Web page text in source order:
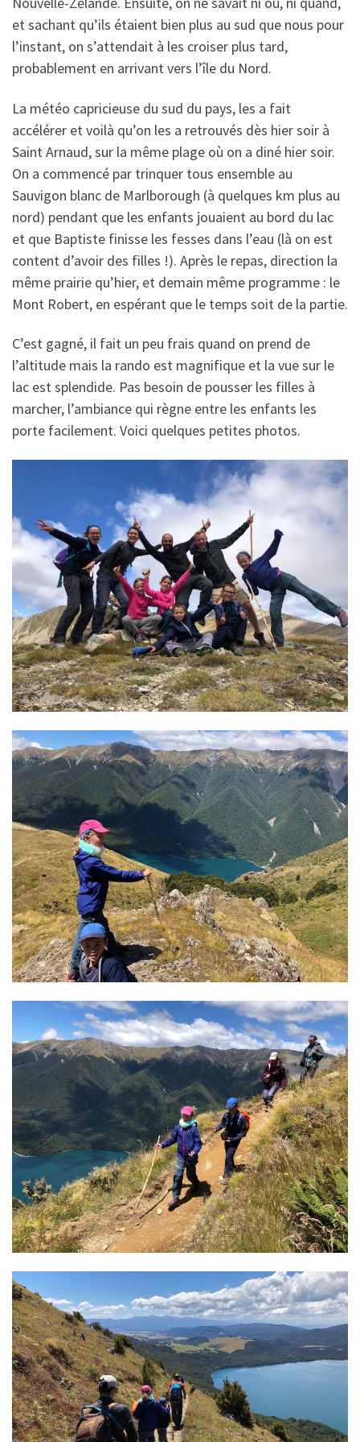
et sachant qu’ils étaient bien plus au sud que nous pour
l’instant, on s’attendait à les croiser plus tard,
probablement en arrivant vers l’île du Nord.
La météo capricieuse du sud du pays, les a fait
accélérer et voilà qu’on les a retrouvés dès hier soir à
Saint Arnaud, sur la même plage où on a diné hier soir.
On a commencé par trinquer tous ensemble au
Sauvigon blanc de Marlborough (à quelques km plus au
nord) pendant que les enfants jouaient au bord du lac
et que Baptiste finisse les fesses dans l’eau (là on est
content d’avoir des filles !). Après le repas, direction la
même prairie qu’hier, et demain même programme : le
Mont Robert, en espérant que le temps soit de la partie.
C’est gagné, il fait un peu frais quand on prend de
l’altitude mais la rando est magnifique et la vue sur le
lac est splendide. Pas besoin de pousser les filles à
marcher, l’ambiance qui règne entre les enfants les
porte facilement. Voici quelques petites photos.